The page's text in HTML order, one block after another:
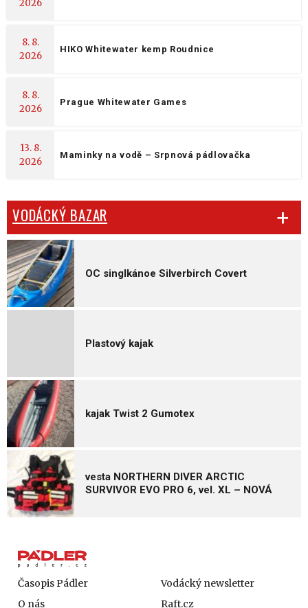
2026
8. 8.
2026
HIKO Whitewater kemp Roudnice
8. 8.
2026
Prague Whitewater Games
13. 8.
2026
Maminky na vodě – Srpnová pádlovačka
VODÁCKÝ BAZAR
OC singlkánoe Silverbirch Covert
Plastový kajak
kajak Twist 2 Gumotex
vesta NORTHERN DIVER ARCTIC
SURVIVOR EVO PRO 6, vel. XL – NOVÁ
Časopis Pádler
O nás
Vodácký newsletter
Raft.cz